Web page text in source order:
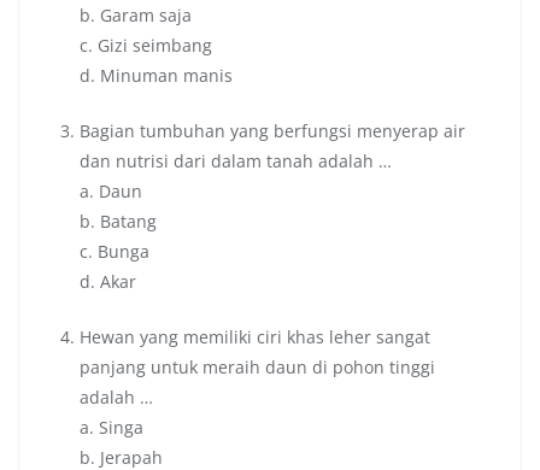
b. Garam saja
c. Gizi seimbang
d. Minuman manis
Bagian tumbuhan yang berfungsi menyerap air
dan nutrisi dari dalam tanah adalah …
a. Daun
b. Batang
c. Bunga
d. Akar
Hewan yang memiliki ciri khas leher sangat
panjang untuk meraih daun di pohon tinggi
adalah …
a. Singa
b. Jerapah